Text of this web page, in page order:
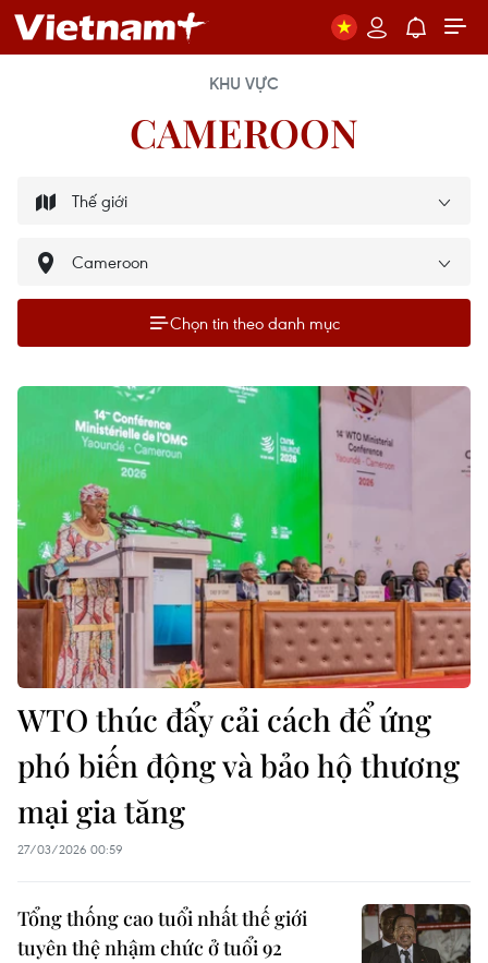
KHU VỰC
CAMEROON
Chọn tin theo danh mục
WTO thúc đẩy cải cách để ứng
phó biến động và bảo hộ thương
mại gia tăng
27/03/2026 00:59
Tổng thống cao tuổi nhất thế giới
tuyên thệ nhậm chức ở tuổi 92